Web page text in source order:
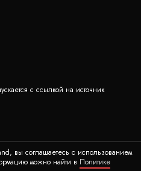
с ссылкой на источник
вы соглашаетесь с использованием
можно найти в Политике